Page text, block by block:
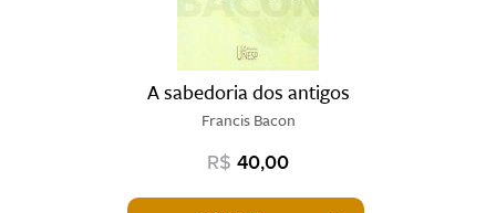
A sabedoria dos antigos
Francis Bacon
R$ 40,00